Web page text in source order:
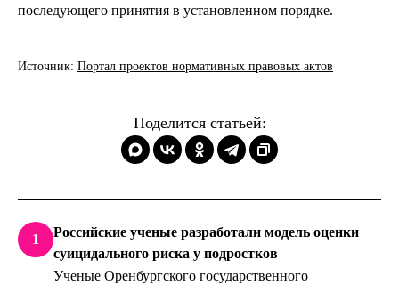
последующего принятия в установленном порядке.
Источник: Портал проектов нормативных правовых актов
Поделится статьей:
1
Российские ученые разработали модель оценки
суицидального риска у подростков
Ученые Оренбургского государственного